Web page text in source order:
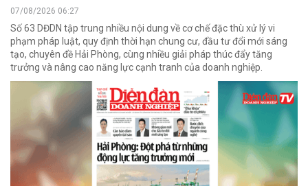
07/08/2026 06:27
Số 63 DĐDN tập trung nhiều nội dung về cơ chế đặc thù xử lý vi
phạm pháp luật, quy định thời hạn chung cư, đầu tư đổi mới sáng
tạo, chuyên đề Hải Phòng, cùng nhiều giải pháp thúc đẩy tăng
trưởng và nâng cao năng lực cạnh tranh của doanh nghiệp.